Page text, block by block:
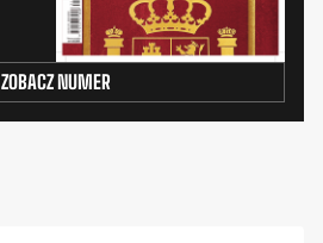
ZOBACZ NUMER